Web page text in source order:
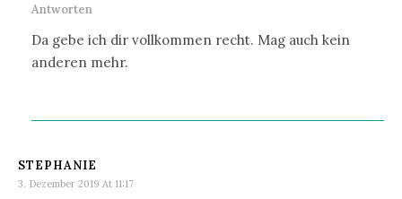
Antworten
Da gebe ich dir vollkommen recht. Mag auch kein
anderen mehr.
STEPHANIE
3. Dezember 2019 At 11:17